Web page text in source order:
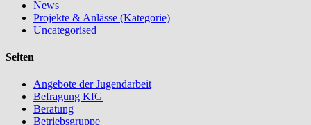
News
Projekte & Anlässe (Kategorie)
Uncategorised
Seiten
Angebote der Jugendarbeit
Befragung KfG
Beratung
Betriebsgruppe